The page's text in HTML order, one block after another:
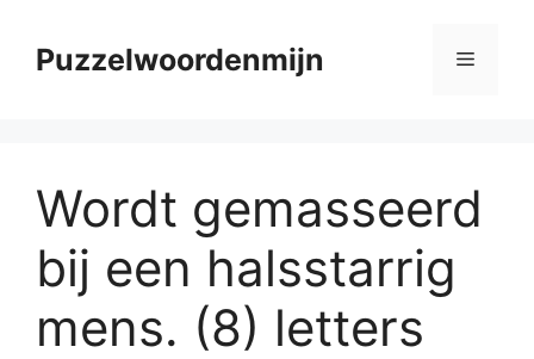
contentPuzzelwoordenmijn Menu
Wordt gemasseerd
bij een halsstarrig
mens. (8) letters